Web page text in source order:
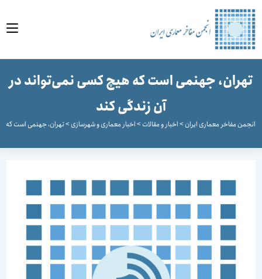
تهران، جهنمی است که هیچ کسی نمی‌تواند در
آن زندگی کند
مفاخر معماری ایران>اخبار و مقالات>اخبار معماری و شهرسازی>تهران، جهنمی است که هیچ